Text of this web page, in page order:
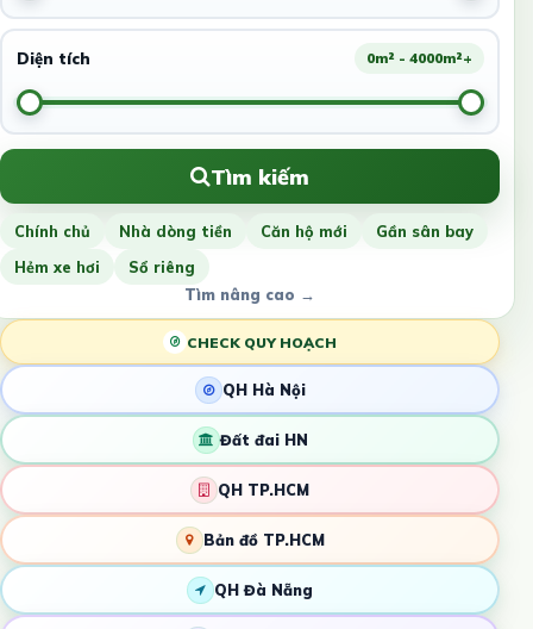
Diện tích 0m² - 4000m²+
Tìm kiếm
Chính chủ Nhà dòng tiền Căn hộ mới
Gần sân bay
Hẻm xe hơi
Sổ riêng
Tìm nâng cao →
CHECK QUY HOẠCH
QH Hà Nội
Đất đai HN
QH TP.HCM
Bản đồ TP.HCM
QH Đà Nẵng